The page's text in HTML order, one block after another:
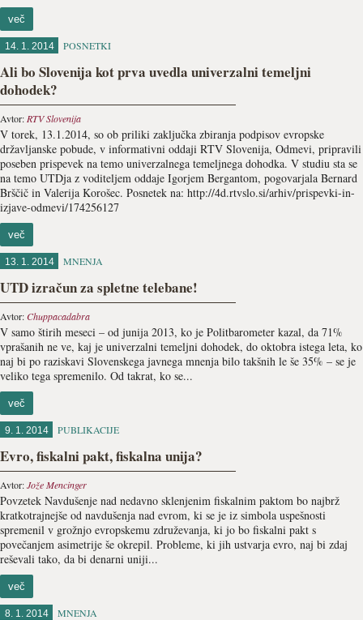
več
14. 1. 2014 POSNETKI
Ali bo Slovenija kot prva uvedla univerzalni temeljni
dohodek?
Avtor: RTV Slovenija
V torek, 13.1.2014, so ob priliki zaključka zbiranja podpisov evropske
državljanske pobude, v informativni oddaji RTV Slovenija, Odmevi, pripravili
poseben prispevek na temo univerzalnega temeljnega dohodka. V studiu sta se
na temo UTDja z voditeljem oddaje Igorjem Bergantom, pogovarjala Bernard
Brščič in Valerija Korošec. Posnetek na: http://4d.rtvslo.si/arhiv/prispevki-in-
izjave-odmevi/174256127
več
13. 1. 2014 MNENJA
UTD izračun za spletne telebane!
Avtor:Chuppacadabra
V samo štirih meseci – od junija 2013, ko je Politbarometer kazal, da 71%
vprašanih ne ve, kaj je univerzalni temeljni dohodek, do oktobra istega leta, ko
naj bi po raziskavi Slovenskega javnega mnenja bilo takšnih le še 35% – se je
veliko tega spremenilo. Od takrat, ko se...
več
9. 1. 2014 PUBLIKACIJE
Evro, fiskalni pakt, fiskalna unija?
Avtor:Jože Mencinger
Povzetek Navdušenje nad nedavno sklenjenim fiskalnim paktom bo najbrž
kratkotrajnejše od navdušenja nad evrom, ki se je iz simbola uspešnosti
spremenil v grožnjo evropskemu združevanja, ki jo bo fiskalni pakt s
povečanjem asimetrije še okrepil. Probleme, ki jih ustvarja evro, naj bi zdaj
reševali tako, da bi denarni uniji...
več
8. 1. 2014 MNENJA